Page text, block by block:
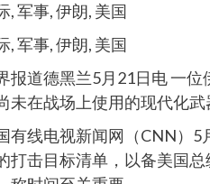
, 军事, 伊朗, 美国
, 军事, 伊朗, 美国
报道德黑兰5月21日电 一
未在战场上使用的现代化武
有线电视新闻网（CNN）
打击目标清单，以备美国